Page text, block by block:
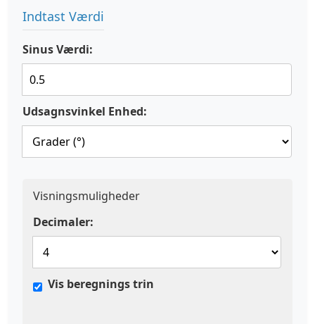
Indtast Værdi
Sinus Værdi:
Udsagnsvinkel Enhed:
Visningsmuligheder
Decimaler:
Vis beregnings trin